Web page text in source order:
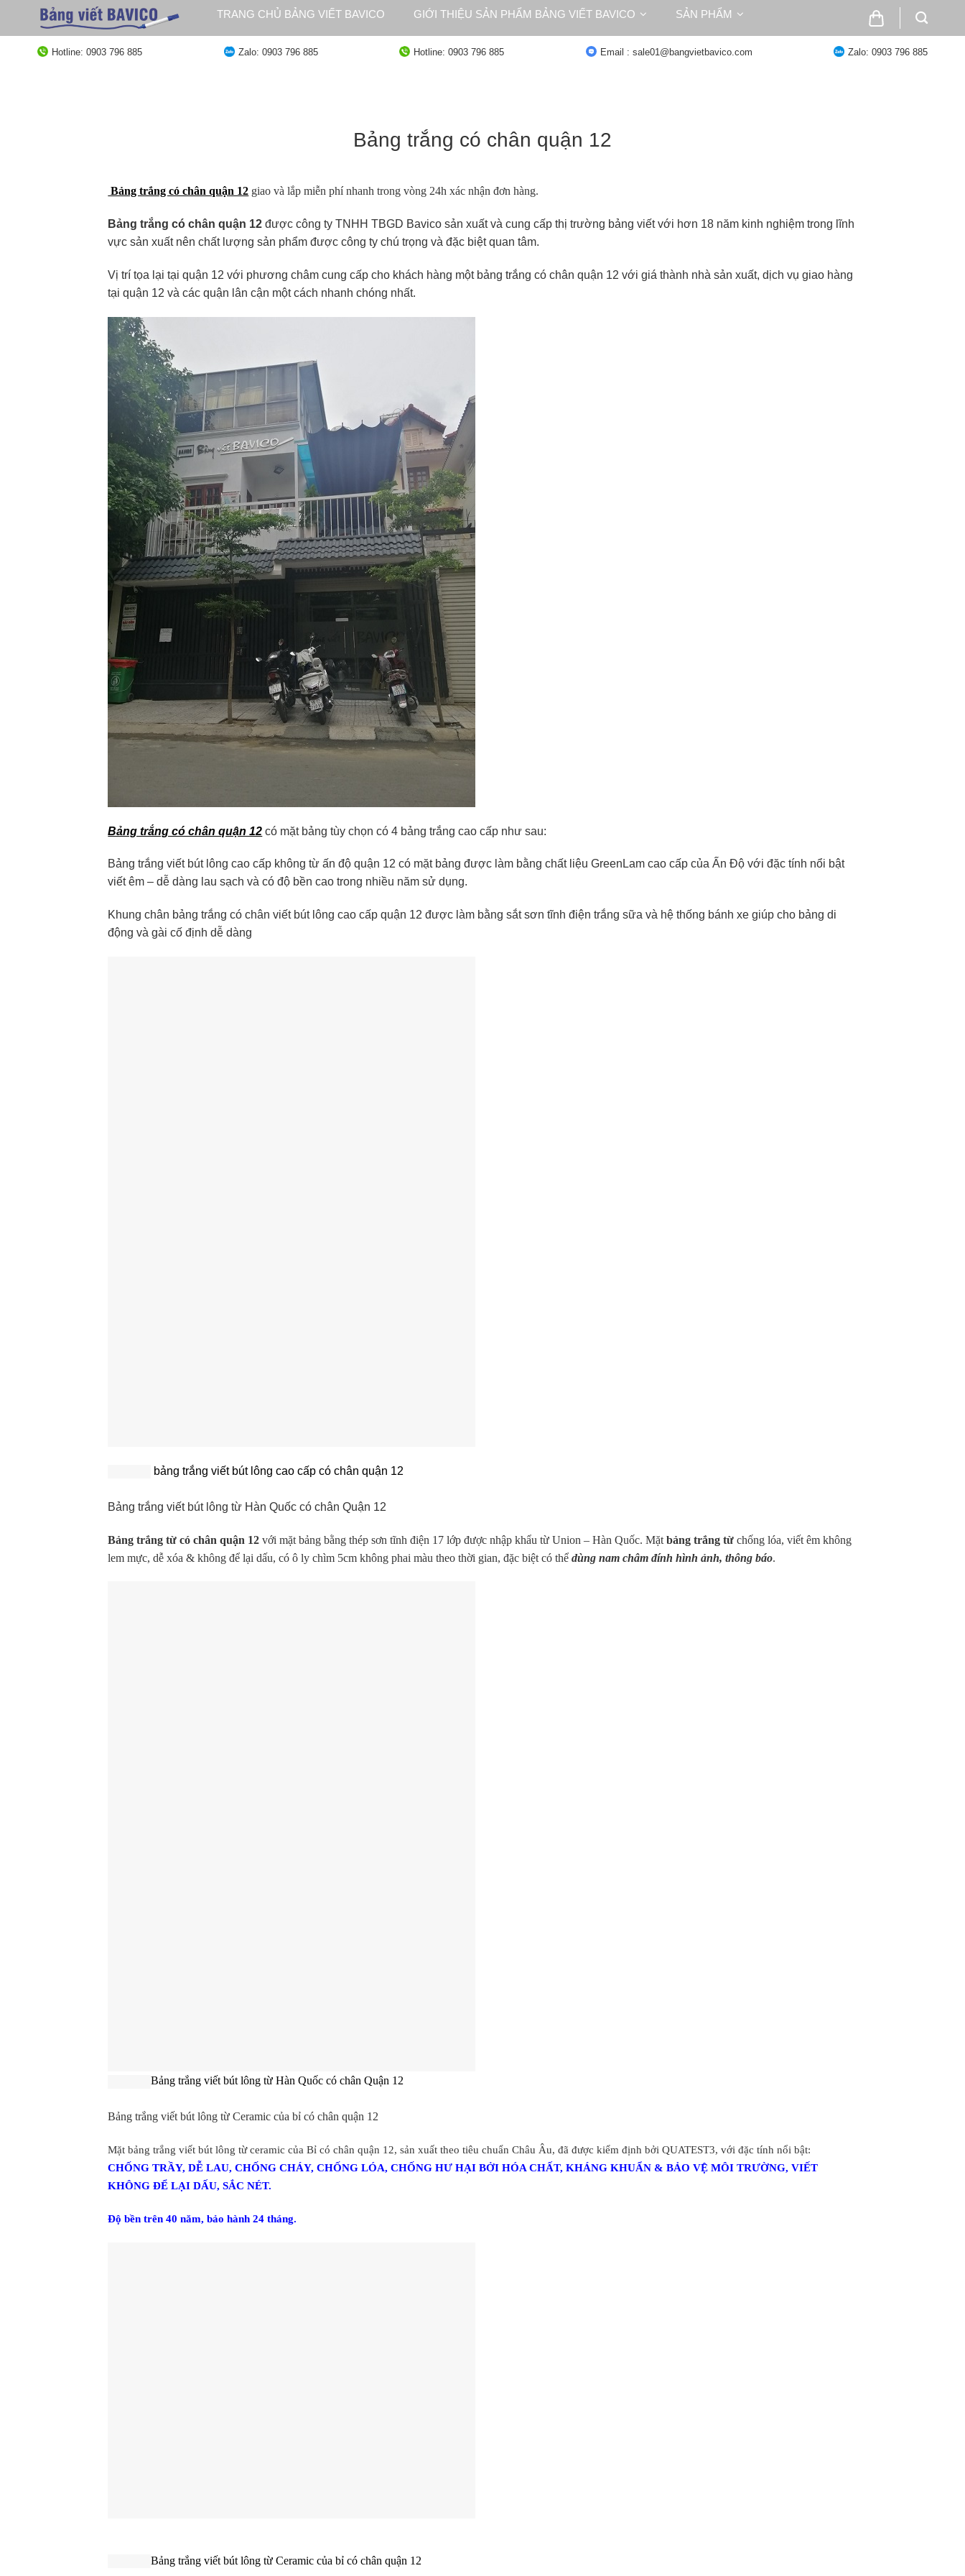
TRANG CHỦ BẢNG VIẾT BAVICO GIỚI THIỆU SẢN PHẨM BẢNG VIẾT BAVICO SẢN PHẨM
Hotline: 0903 796 885 Zalo: 0903 796 885 Hotline: 0903 796 885 Email : sale01@bangvietbavico.com Zalo: 0903 796 885
Bảng trắng có chân quận 12
Bảng trắng có chân quận 12 giao và lắp miễn phí nhanh trong vòng 24h xác nhận đơn hàng.
Bảng trắng có chân quận 12 được công ty TNHH TBGD Bavico sản xuất và cung cấp thị trường bảng viết với hơn 18 năm kinh nghiệm trong lĩnh
vực sản xuất nên chất lượng sản phẩm được công ty chú trọng và đặc biệt quan tâm.
Vị trí tọa lại tại quận 12 với phương châm cung cấp cho khách hàng một bảng trắng có chân quận 12 với giá thành nhà sản xuất, dịch vụ giao hàng
tại quận 12 và các quận lân cận một cách nhanh chóng nhất.
Bảng trắng có chân quận 12 có mặt bảng tùy chọn có 4 bảng trắng cao cấp như sau:
Bảng trắng viết bút lông cao cấp không từ ấn độ quận 12 có mặt bảng được làm bằng chất liệu GreenLam cao cấp của Ấn Độ với đặc tính nổi bật
viết êm – dễ dàng lau sạch và có độ bền cao trong nhiều năm sử dụng.
Khung chân bảng trắng có chân viết bút lông cao cấp quận 12 được làm bằng sắt sơn tĩnh điện trắng sữa và hệ thống bánh xe giúp cho bảng di
động và gài cố định dễ dàng
bảng trắng viết bút lông cao cấp có chân quận 12
Bảng trắng viết bút lông từ Hàn Quốc có chân Quận 12
Bảng trắng từ có chân quận 12với mặt bảng bằng thép sơn tĩnh điện 17 lớp được nhập khẩu từ Union – Hàn Quốc. Mặtbảng trắng từ chống lóa, viết êm không
lem mực, dễ xóa & không để lại dấu, có ô ly chìm 5cm không phai màu theo thời gian, đặc biệt có thểdùng nam châm đính hình ảnh, thông báo.
Bảng trắng viết bút lông từ Hàn Quốc có chân Quận 12
Bảng trắng viết bút lông từ Ceramic của bỉ có chân quận 12
Mặt bảng trắng viết bút lông từ ceramic của Bỉ có chân quận 12, sản xuất theo tiêu chuẩn Châu Âu, đã được kiểm định bởi QUATEST3, với đặc tính nổi bật:
CHỐNG TRẦY, DỄ LAU, CHỐNG CHÁY, CHỐNG LÓA, CHỐNG HƯ HẠI BỞI HÓA CHẤT, KHÁNG KHUẨN & BẢO VỆ MÔI TRƯỜNG, VIẾT
KHÔNG ĐỂ LẠI DẤU, SẮC NÉT.
Độ bền trên 40 năm, bảo hành 24 tháng.
Bảng trắng viết bút lông từ Ceramic của bỉ có chân quận 12